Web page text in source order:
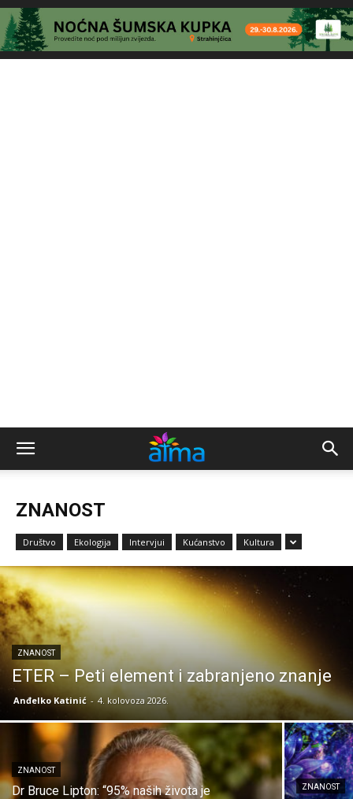
ZNANOST
Društvo Ekologija Intervjui Kućanstvo Kultura
ZNANOST
ETER – Peti element i zabranjeno znanje
Anđelko Katinić - 4. kolovoza 2026.
ZNANOST
Dr Bruce Lipton: “95% naših života je
ZNANOST